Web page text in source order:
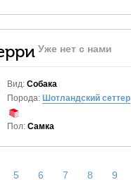
Уже нет с нами
Вид: Собака
Порода: Шотландский сеттер
Пол: Самка
5 6 7 8 9